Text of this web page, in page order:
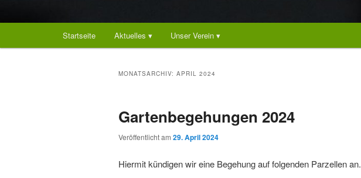
Startseite Aktuelles ▾ Unser Verein ▾
MONATSARCHIV: APRIL 2024
Gartenbegehungen 2024
Veröffentlicht am 29. April 2024
Hiermit kündigen wir eine Begehung auf folgenden Parzellen an.